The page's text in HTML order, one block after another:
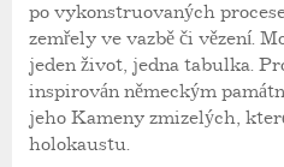
po vykonstruovaných
zemřely ve vazbě či vězení.
jeden život, jedna tabulka.
inspirován německým
jeho Kameny zmizelých,
holokaustu.